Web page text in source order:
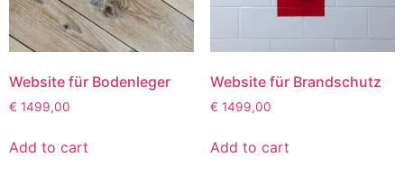
Website für Bodenleger
€ 1499,00
Add to cart
Website für Brandschutz
€ 1499,00
Add to cart